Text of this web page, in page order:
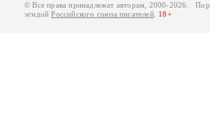
© Все права принадлежат авторам, 2000-2026.
эгидойРоссийского союза писателей. 18+